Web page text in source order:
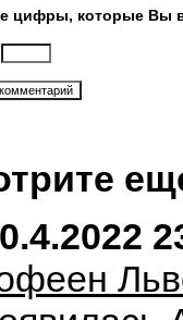
цифры, которые Вы